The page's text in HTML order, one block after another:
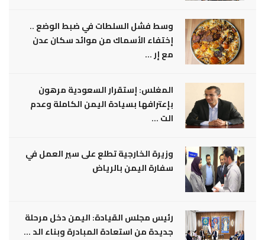
وسط فشل السلطات في ضبط الوضع ..
إختفاء الأسماك من موائد سكان عدن
مع إر ...
المغلس: إستقرار السعودية مرهون
بإعترافها بسيادة اليمن الكاملة وعدم
الت ...
وزيرة الخارجية تطلع على سير العمل في
سفارة اليمن بالرياض
رئيس مجلس القيادة: اليمن دخل مرحلة
جديدة من استعادة المبادرة وبناء الد ...